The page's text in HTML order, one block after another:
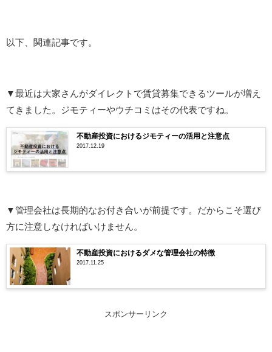
以下、関連記事です。
▼最近は大家さんがダイレクトで賃貸募集できるツールが増え
てきました。ジモティーやウチコミはその代表ですね。
不動産投資におけるジモティーの活用と注意点
2017.12.19
▼管理会社は長期的なお付き合いが前提です。だからこそ選び
方に注意しなければいけません。
不動産投資におけるダメな管理会社の特徴
2017.11.25
スポンサーリンク